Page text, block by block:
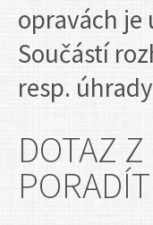
opravách je
Součástí
resp.
DOTAZ